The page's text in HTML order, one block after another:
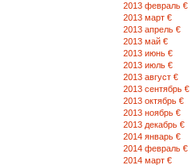
2013 февраль €
2013 март €
2013 апрель €
2013 май €
2013 июнь €
2013 июль €
2013 август €
2013 сентябрь €
2013 октябрь €
2013 ноябрь €
2013 декабрь €
2014 январь €
2014 февраль €
2014 март €